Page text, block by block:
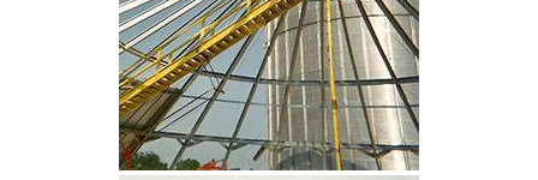
CLIQUEZ POUR AGRANDIR